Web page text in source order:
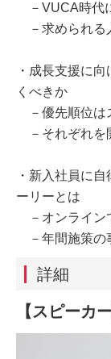
－VUCA時代
－求められる
・成長支援に
くべきか
－優先順位は
－それぞれを
・新入社員に
ーリーとは
－オンライン
－年間施策の
詳細
【スピーカー